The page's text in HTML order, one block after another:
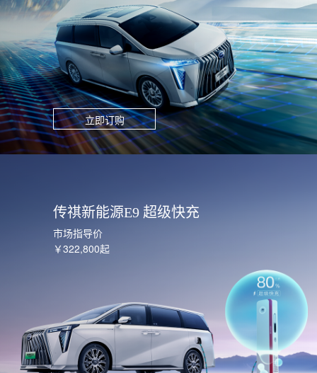
立即订购
传祺新能源E9 超级快充
市场指导价
￥322,800起